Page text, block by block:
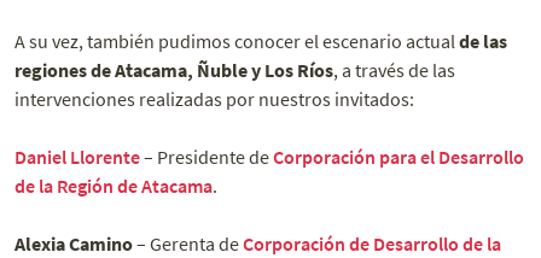
A su vez, también pudimos conocer el escenario actualde las
regiones de Atacama, Ñuble y Los Ríos, a través de las
intervenciones realizadas por nuestros invitados:
Daniel Llorente– Presidente deCorporación para el Desarrollo
de la Región de Atacama.
Alexia Camino– Gerenta deCorporación de Desarrollo de la